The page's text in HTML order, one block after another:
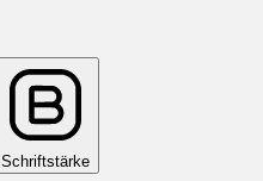
Schriftstärke